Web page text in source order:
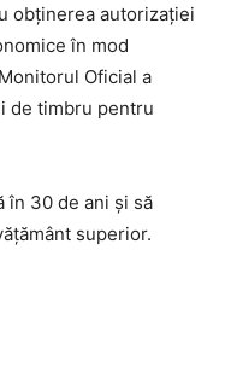
obţinerea autorizaţiei
în mod
Oficial a
de timbru pentru
în 30 de ani şi să
superior.